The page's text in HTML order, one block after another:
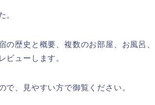
。
歴史と概要、複数のお部屋、お風呂、
ビューします。
、見やすい方で御覧ください。